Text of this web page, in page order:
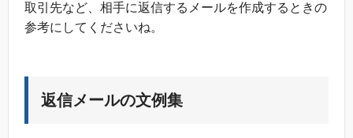
取引先など、相手に返信するメールを作成するときの
参考にしてくださいね。
返信メールの文例集